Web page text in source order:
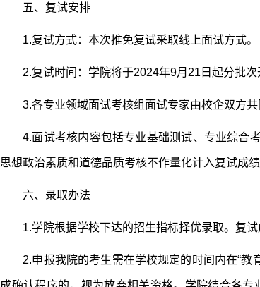
五、复试安排
1.复试方式：本次推免复试采取线上面试方式。
2.复试时间：学院将于2024年9月21日起分批
3.各专业领域面试考核组面试专家由校企双方
4.面试考核内容包括专业基础测试、专业综合
思想政治素质和道德品质考核不作量化计入复试成
六、录取办法
1.学院根据学校下达的招生指标择优录取。复
2.申报我院的考生需在学校规定的时间内在“教